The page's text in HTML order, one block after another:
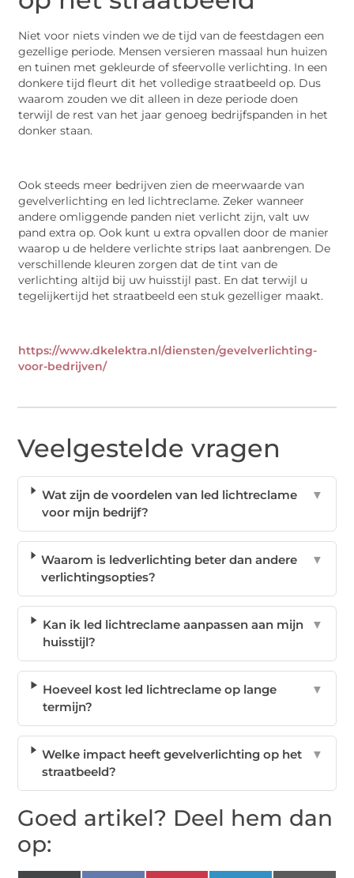
Niet voor niets vinden we de tijd van de feestdagen een
gezellige periode. Mensen versieren massaal hun huizen
en tuinen met gekleurde of sfeervolle verlichting. In een
donkere tijd fleurt dit het volledige straatbeeld op. Dus
waarom zouden we dit alleen in deze periode doen
terwijl de rest van het jaar genoeg bedrijfspanden in het
donker staan.
Ook steeds meer bedrijven zien de meerwaarde van
gevelverlichting en led lichtreclame. Zeker wanneer
andere omliggende panden niet verlicht zijn, valt uw
pand extra op. Ook kunt u extra opvallen door de manier
waarop u de heldere verlichte strips laat aanbrengen. De
verschillende kleuren zorgen dat de tint van de
verlichting altijd bij uw huisstijl past. En dat terwijl u
tegelijkertijd het straatbeeld een stuk gezelliger maakt.
https://www.dkelektra.nl/diensten/gevelverlichting-
voor-bedrijven/
Veelgestelde vragen
Wat zijn de voordelen van led lichtreclame
voor mijn bedrijf?
▼
Waarom is ledverlichting beter dan andere
verlichtingsopties?
▼
Kan ik led lichtreclame aanpassen aan mijn
huisstijl?
▼
Hoeveel kost led lichtreclame op lange
termijn?
▼
Welke impact heeft gevelverlichting op het
straatbeeld?
▼
Goed artikel? Deel hem dan
op: